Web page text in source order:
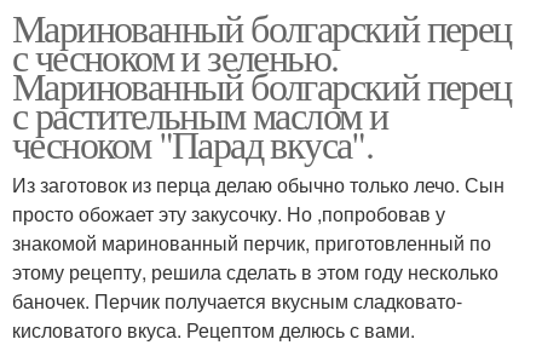
Маринованный болгарский перец
с чесноком и зеленью.
Маринованный болгарский перец
с растительным маслом и
чесноком "Парад вкуса".
Из заготовок из перца делаю обычно только лечо. Сын
просто обожает эту закусочку. Но ,попробовав у
знакомой маринованный перчик, приготовленный по
этому рецепту, решила сделать в этом году несколько
баночек. Перчик получается вкусным сладковато-
кисловатого вкуса. Рецептом делюсь с вами.